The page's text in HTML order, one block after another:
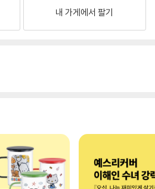
내 가게에서 팔기